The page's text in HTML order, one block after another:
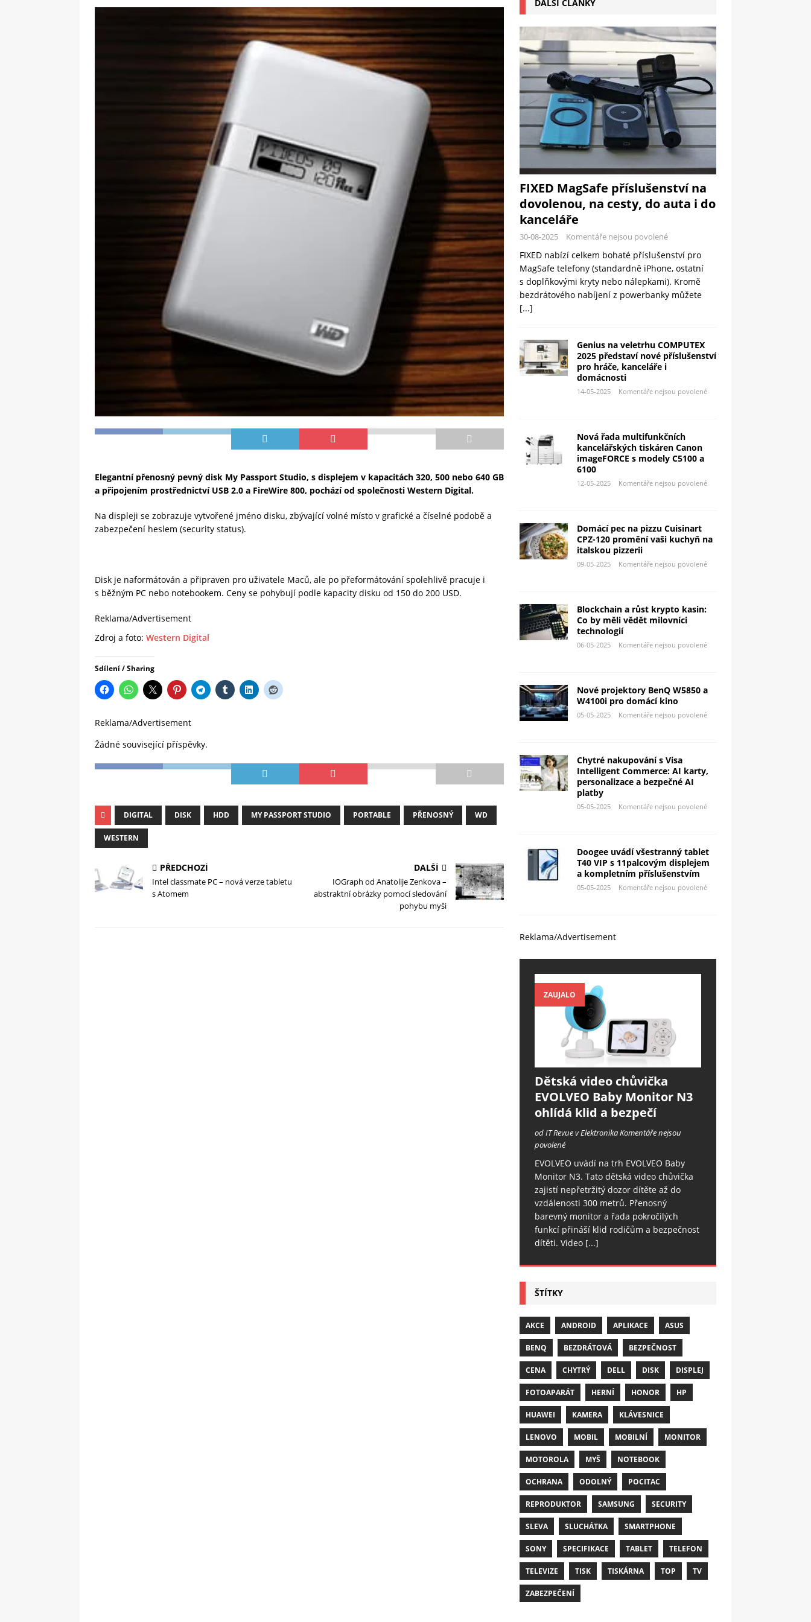
OSTATNÍ
[ 06-05-2025 ] Blockchain a růst krypto kasin: Co by měli vědět milovníci technologií
SOFTWARE
Elegantní přenosný pevný disk My Passport Studio, s displejem v kapacitách 320, 500 nebo 640 GB
a připojením prostřednictví USB 2.0 a FireWire 800, pochází od společnosti Western Digital.
Na displeji se zobrazuje vytvořené jméno disku, zbývající volné místo v grafické a číselné podobě a
zabezpečení heslem (security status).
Disk je naformátován a připraven pro uživatele Maců, ale po přeformátování spolehlivě pracuje i
s běžným PC nebo notebookem. Ceny se pohybují podle kapacity disku od 150 do 200 USD.
Reklama/Advertisement
Zdroj a foto: Western Digital
Sdílení / Sharing
Reklama/Advertisement
Žádné související příspěvky.
DIGITAL DISK HDD MY PASSPORT STUDIO PORTABLE PŘENOSNÝ WD
WESTERN
PŘEDCHOZÍ
Intel classmate PC – nová verze tabletu
s Atomem
DALŠÍ
IOGraph od Anatolije Zenkova –
abstraktní obrázky pomocí sledování
pohybu myši
DALŠÍ ČLÁNKY
FIXED MagSafe příslušenství na
dovolenou, na cesty, do auta i do
kanceláře
30-08-2025 Komentáře nejsou povolené
FIXED nabízí celkem bohaté příslušenství pro
MagSafe telefony (standardně iPhone, ostatní
s doplňkovými kryty nebo nálepkami). Kromě
bezdrátového nabíjení z powerbanky můžete
[...]
Genius na veletrhu COMPUTEX
2025 představí nové příslušenství
pro hráče, kanceláře i
domácnosti
14-05-2025 Komentáře nejsou povolené
Nová řada multifunkčních
kancelářských tiskáren Canon
imageFORCE s modely C5100 a
6100
12-05-2025 Komentáře nejsou povolené
Domácí pec na pizzu Cuisinart
CPZ-120 promění vaši kuchyň na
italskou pizzerii
09-05-2025 Komentáře nejsou povolené
Blockchain a růst krypto kasin:
Co by měli vědět milovníci
technologií
06-05-2025 Komentáře nejsou povolené
Nové projektory BenQ W5850 a
W4100i pro domácí kino
05-05-2025 Komentáře nejsou povolené
Chytré nakupování s Visa
Intelligent Commerce: AI karty,
personalizace a bezpečné AI
platby
05-05-2025 Komentáře nejsou povolené
Doogee uvádí všestranný tablet
T40 VIP s 11palcovým displejem
a kompletním příslušenstvím
05-05-2025 Komentáře nejsou povolené
Reklama/Advertisement
ZAUJALO
Dětská video chůvička
EVOLVEO Baby Monitor N3
ohlídá klid a bezpečí
od IT Revue v ElektronikaKomentáře nejsou
povolené
EVOLVEO uvádí na trh EVOLVEO Baby
Monitor N3. Tato dětská video chůvička
zajistí nepřetržitý dozor dítěte až do
vzdálenosti 300 metrů. Přenosný
barevný monitor a řada pokročilých
funkcí přináší klid rodičům a bezpečnost
dítěti. Video [...]
ŠTÍTKY
AKCE ANDROID APLIKACE ASUS
BENQ BEZDRÁTOVÁ BEZPEČNOST
CENA CHYTRÝ DELL DISK DISPLEJ
FOTOAPARÁT HERNÍ HONOR HP
HUAWEI KAMERA KLÁVESNICE
LENOVO MOBIL MOBILNÍ MONITOR
MOTOROLA MYŠ NOTEBOOK
OCHRANA ODOLNÝ POCITAC
REPRODUKTOR SAMSUNG SECURITY
SLEVA SLUCHÁTKA SMARTPHONE
SONY SPECIFIKACE TABLET TELEFON
TELEVIZE TISK TISKÁRNA TOP TV
ZABEZPEČENÍ